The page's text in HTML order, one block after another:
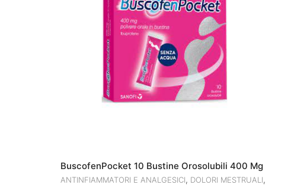
BuscofenPocket 10 Bustine Orosolubili 400 Mg
ANTINFIAMMATORI E ANALGESICI, DOLORI MESTRUALI,